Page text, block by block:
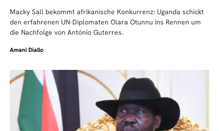
Macky Sall bekommt afrikanische Konkurrenz: Uganda schickt
den erfahrenen UN-Diplomaten Olara Otunnu ins Rennen um
die Nachfolge von António Guterres.
Amani Diallo